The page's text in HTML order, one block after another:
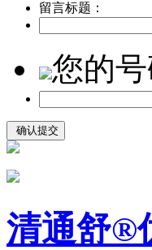
留言标题：
您的号
清通舒®